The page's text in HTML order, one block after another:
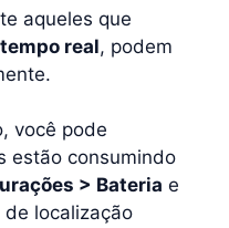
aqueles que
real, podem
você pode
estão consumindo
> Bateria e
localização